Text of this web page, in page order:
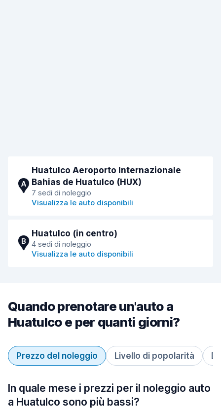
A
Huatulco Aeroporto Internazionale
Bahias de Huatulco (HUX)
7 sedi di noleggio
Visualizza le auto disponibili
B
Huatulco (in centro)
4 sedi di noleggio
Visualizza le auto disponibili
Quando prenotare un'auto a
Huatulco e per quanti giorni?
Prezzo del noleggio Livello di popolarità
In quale mese i prezzi per il noleggio auto
a Huatulco sono più bassi?